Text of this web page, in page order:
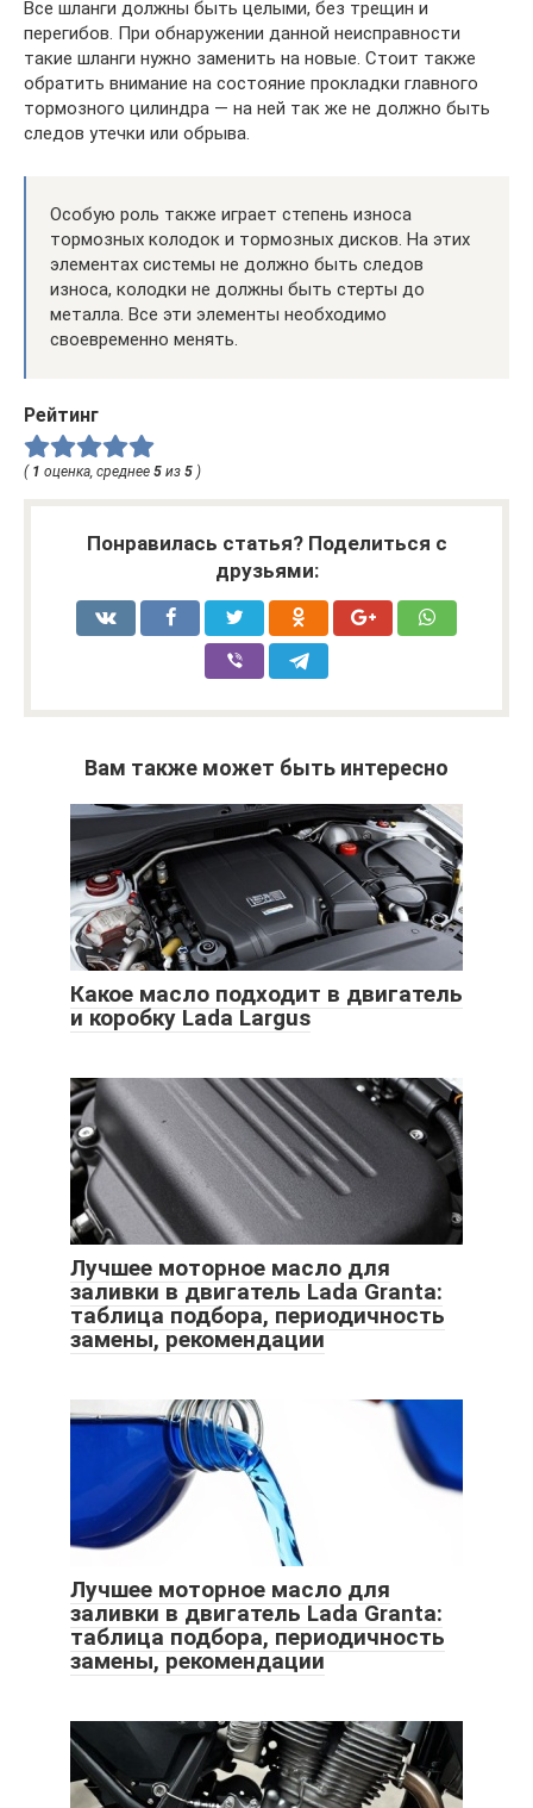
Все шланги должны быть целыми, без трещин и
перегибов. При обнаружении данной неисправности
такие шланги нужно заменить на новые. Стоит также
обратить внимание на состояние прокладки главного
тормозного цилиндра — на ней так же не должно быть
следов утечки или обрыва.
Особую роль также играет степень износа
тормозных колодок и тормозных дисков. На этих
элементах системы не должно быть следов
износа, колодки не должны быть стерты до
металла. Все эти элементы необходимо
своевременно менять.
Рейтинг
( 1 оценка, среднее 5 из 5 )
Понравилась статья? Поделиться с
друзьями:
Вам также может быть интересно
Какое масло подходит в двигатель
и коробку Lada Largus
Лучшее моторное масло для
заливки в двигатель Lada Granta:
таблица подбора, периодичность
замены, рекомендации
Лучшее моторное масло для
заливки в двигатель Lada Granta:
таблица подбора, периодичность
замены, рекомендации